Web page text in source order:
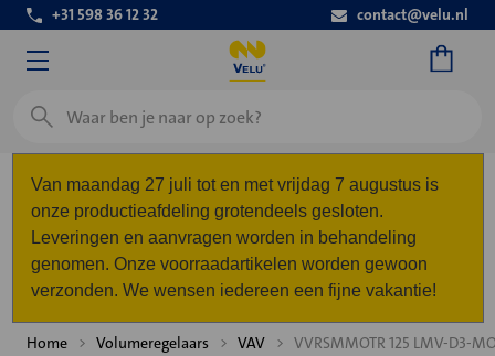
+31 598 36 12 32 contact@velu.nl
Zoeken
Van maandag 27 juli tot en met vrijdag 7 augustus is
onze productieafdeling grotendeels gesloten.
Leveringen en aanvragen worden in behandeling
genomen. Onze voorraadartikelen worden gewoon
verzonden. We wensen iedereen een fijne vakantie!
Home Volumeregelaars VAV VVRSMMOTR 125 LMV-D3-